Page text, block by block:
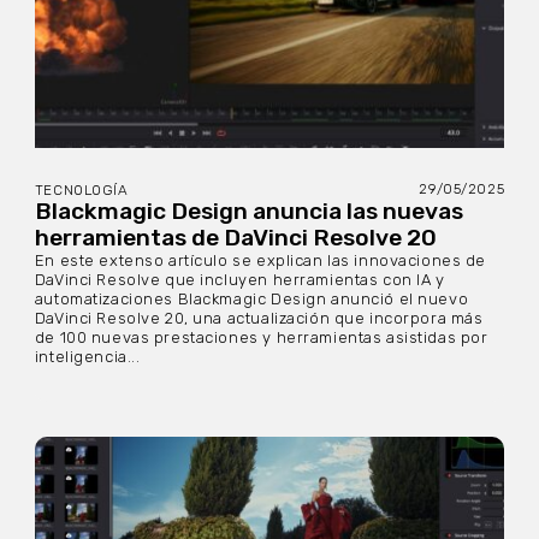
TECNOLOGÍA 29/05/2025
Blackmagic Design anuncia las nuevas
herramientas de DaVinci Resolve 20
En este extenso artículo se explican las innovaciones de
DaVinci Resolve que incluyen herramientas con IA y
automatizaciones Blackmagic Design anunció el nuevo
DaVinci Resolve 20, una actualización que incorpora más
de 100 nuevas prestaciones y herramientas asistidas por
inteligencia...